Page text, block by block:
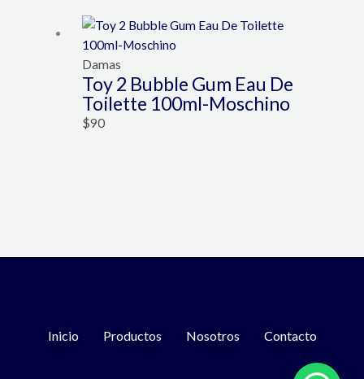
Damas
Toy 2 Bubble Gum Eau De
Toilette 100ml-Moschino
$90
Inicio Productos Nosotros Contacto